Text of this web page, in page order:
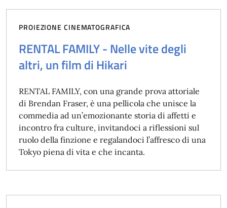
PROIEZIONE CINEMATOGRAFICA
RENTAL FAMILY - Nelle vite degli
altri, un film di Hikari
RENTAL FAMILY, con una grande prova attoriale
di Brendan Fraser, è una pellicola che unisce la
commedia ad un’emozionante storia di affetti e
incontro fra culture, invitandoci a riflessioni sul
ruolo della finzione e regalandoci l’affresco di una
Tokyo piena di vita e che incanta.